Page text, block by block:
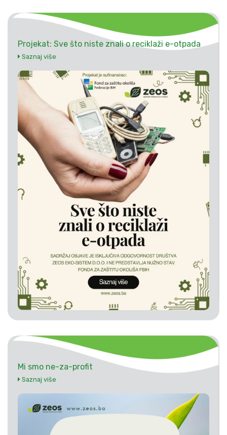
Projekat: Sve što niste znali o reciklaži e-otpada
Saznaj više
Mi smo ne-za-profit
Saznaj više